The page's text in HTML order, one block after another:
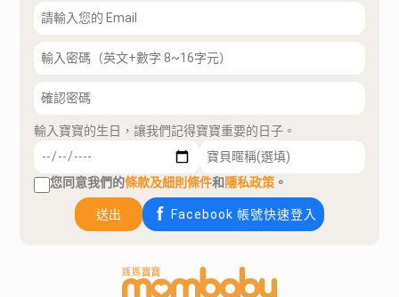
輸入寶寶的生日，讓我們記得寶寶重要的日子。
您同意我們的條款及細則條件和隱私政策 。
送出 Facebook 帳號快速登入